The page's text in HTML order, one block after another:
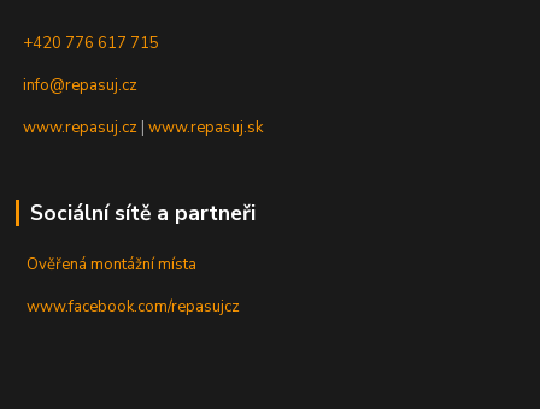
+420 776 617 715
info@repasuj.cz
www.repasuj.cz |www.repasuj.sk
Sociální sítě a partneři
Ověřená montážní místa
www.facebook.com/repasujcz